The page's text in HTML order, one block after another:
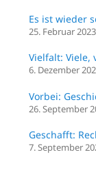
Es ist wieder
25. Februar 2023
Vielfalt: Viele,
6. Dezember
Vorbei:
26. September
Geschafft:
7. September